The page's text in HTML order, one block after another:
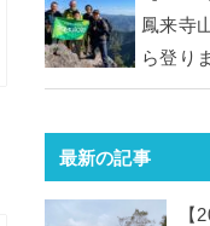
鳳来寺
ら登り
最新の記事
【